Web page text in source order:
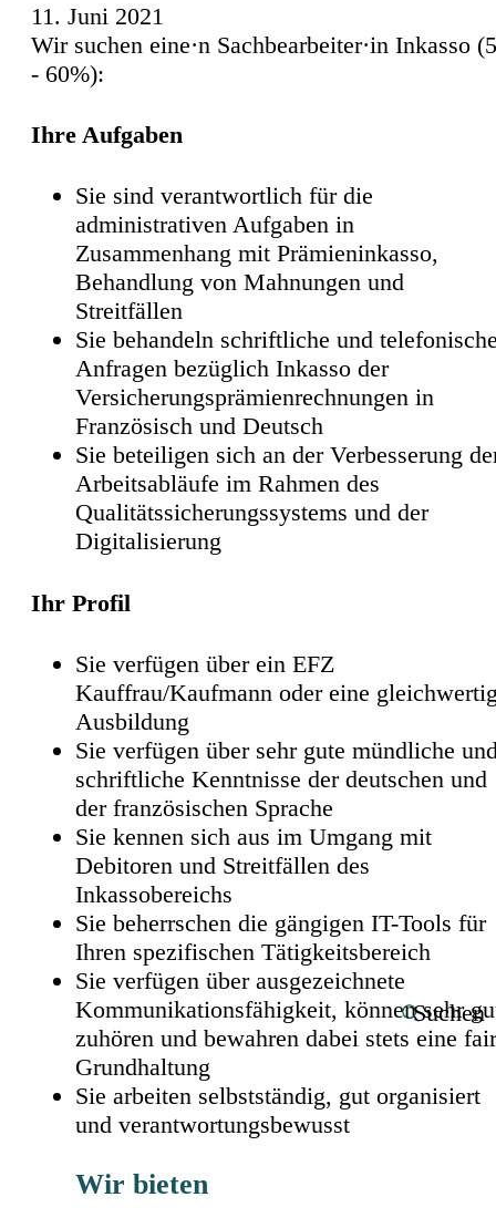
Suchen
11. Juni 2021
Wir suchen eine·n Sachbearbeiter·in Inkasso
- 60%):
Ihre Aufgaben
Sie sind verantwortlich für die
administrativen Aufgaben in
Zusammenhang mit Prämieninkasso,
Behandlung von Mahnungen und
Streitfällen
Sie behandeln schriftliche und
Anfragen bezüglich Inkasso der
Versicherungsprämienrechnungen in
Französisch und Deutsch
Sie beteiligen sich an der Verbesserung
Arbeitsabläufe im Rahmen des
Qualitätssicherungssystems und der
Digitalisierung
Ihr Profil
Sie verfügen über ein EFZ
Kauffrau/Kaufmann oder eine
Ausbildung
Sie verfügen über sehr gute mündliche
schriftliche Kenntnisse der deutschen und
der französischen Sprache
Sie kennen sich aus im Umgang mit
Debitoren und Streitfällen des
Inkassobereichs
Sie beherrschen die gängigen IT-Tools für
Ihren spezifischen Tätigkeitsbereich
Sie verfügen über ausgezeichnete
Kommunikationsfähigkeit, können sehr
zuhören und bewahren dabei stets eine
Grundhaltung
Sie arbeiten selbstständig, gut organisiert
und verantwortungsbewusst
Wir bieten